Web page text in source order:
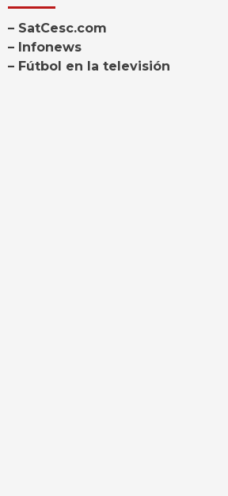
– SatCesc.com
– Infonews
– Fútbol en la televisión